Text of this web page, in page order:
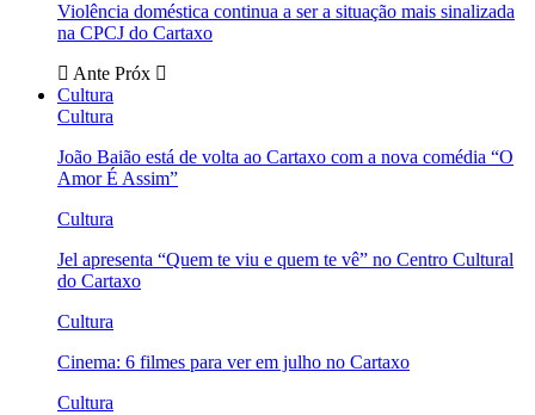
Violência doméstica continua a ser a situação mais sinalizada
na CPCJ do Cartaxo
Ante Próx
Cultura
Cultura
João Baião está de volta ao Cartaxo com a nova comédia “O
Amor É Assim”
Cultura
Jel apresenta “Quem te viu e quem te vê” no Centro Cultural
do Cartaxo
Cultura
Cinema: 6 filmes para ver em julho no Cartaxo
Cultura